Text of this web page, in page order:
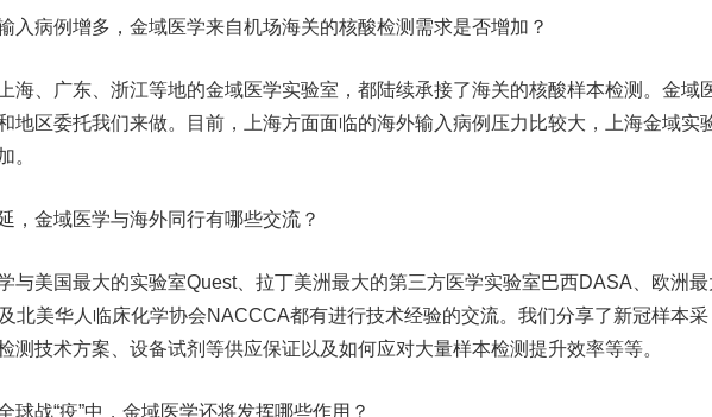
病例增多，金域医学来自机场海关的核酸检测需求是否增加？
、广东、浙江等地的金域医学实验室，都陆续承接了海关的核酸样本检测。金域
地区委托我们来做。目前，上海方面面临的海外输入病例压力比较大，上海金域实
。
金域医学与海外同行有哪些交流？
美国最大的实验室Quest、拉丁美洲最大的第三方医学实验室巴西DASA、欧洲最
北美华人临床化学协会NACCCA都有进行技术经验的交流。我们分享了新冠样本采
测技术方案、设备试剂等供应保证以及如何应对大量样本检测提升效率等等。
战“疫”中，金域医学还将发挥哪些作用？